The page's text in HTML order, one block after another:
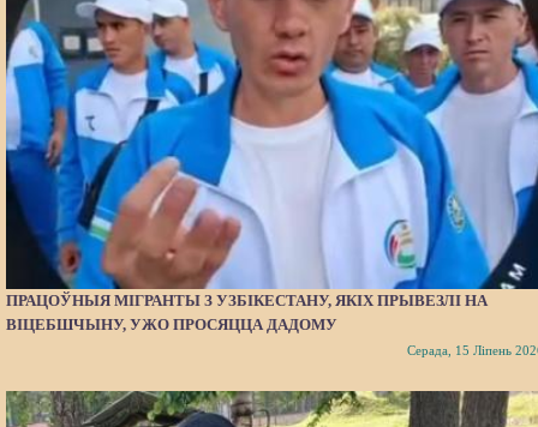
ПРАЦОЎНЫЯ МІГРАНТЫ З УЗБІКЕСТАНУ, ЯКІХ ПРЫВЕЗЛІ НА
ВІЦЕБШЧЫНУ, УЖО ПРОСЯЦЦА ДАДОМУ
Серада, 15 Ліпень